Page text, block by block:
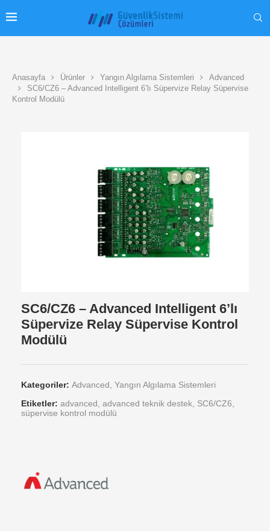
Anasayfa Ürünler Yangın Algılama Sistemleri
Advanced
SC6/CZ6 – Advanced Intelligent 6’lı Süpervize Relay Süpervise
Kontrol Modülü
SC6/CZ6 – Advanced Intelligent 6’lı
Süpervize Relay Süpervise Kontrol
Modülü
Kategoriler: Advanced Yangın Algılama Sistemleri
Etiketler: advanced advanced teknik destek SC6/CZ6
süpervise kontrol modülü